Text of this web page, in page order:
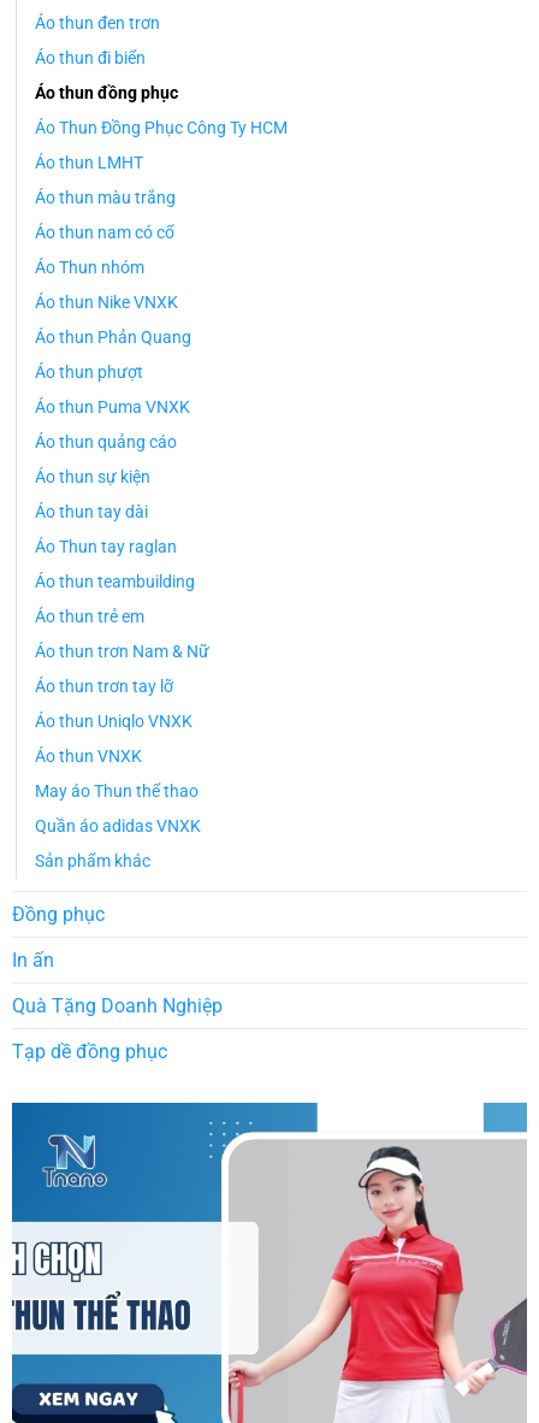
Áo thun đen trơn
Áo thun đi biển
Áo thun đồng phục
Áo Thun Đồng Phục Công Ty HCM
Áo thun LMHT
Áo thun màu trắng
Áo thun nam có cổ
Áo Thun nhóm
Áo thun Nike VNXK
Áo thun Phản Quang
Áo thun phượt
Áo thun Puma VNXK
Áo thun quảng cáo
Áo thun sự kiện
Áo thun tay dài
Áo Thun tay raglan
Áo thun teambuilding
Áo thun trẻ em
Áo thun trơn Nam & Nữ
Áo thun trơn tay lỡ
Áo thun Uniqlo VNXK
Áo thun VNXK
May áo Thun thể thao
Quần áo adidas VNXK
Sản phẩm khác
Đồng phục
In ấn
Quà Tặng Doanh Nghiệp
Tạp dề đồng phục